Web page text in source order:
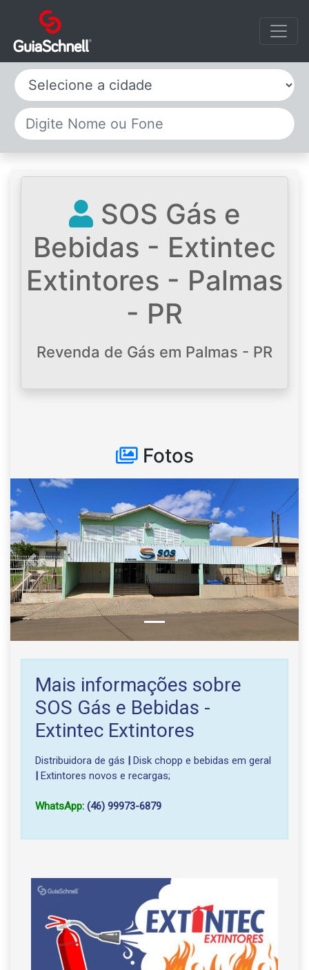
Selecione a cidade
SOS Gás e
Bebidas - Extintec
Extintores - Palmas
- PR
Revenda de Gás em Palmas - PR
Fotos
Anterior
Mais informações sobre
SOS Gás e Bebidas -
Extintec Extintores
Distribuidora de gás | Disk chopp e bebidas em geral
| Extintores novos e recargas;
WhatsApp: (46) 99973-6879